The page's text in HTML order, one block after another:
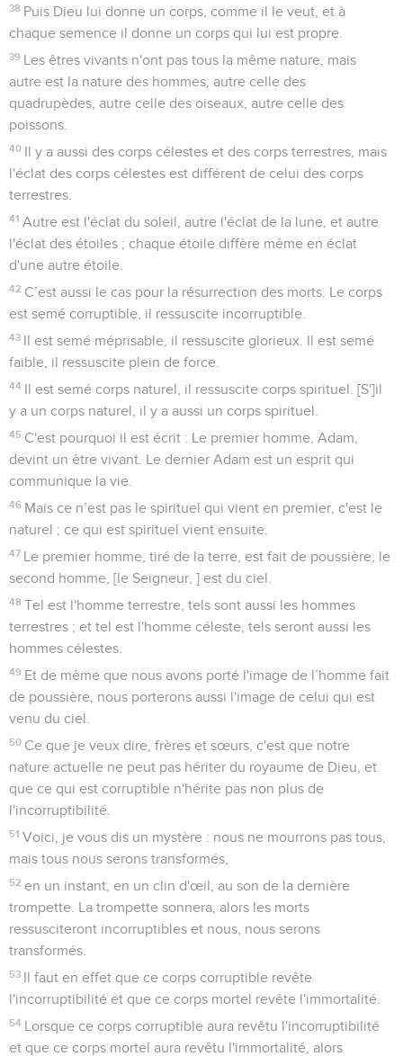
38 Puis Dieu lui donne un corps, comme il le veut, et à
chaque semence il donne un corps qui lui est propre.
39 Les êtres vivants n'ont pas tous la même nature, mais
autre est la nature des hommes, autre celle des
quadrupèdes, autre celle des oiseaux, autre celle des
poissons.
40 Il y a aussi des corps célestes et des corps terrestres, mais
l'éclat des corps célestes est différent de celui des corps
terrestres.
41 Autre est l'éclat du soleil, autre l'éclat de la lune, et autre
l'éclat des étoiles ; chaque étoile diffère même en éclat
d'une autre étoile.
42 C’est aussi le cas pour la résurrection des morts. Le corps
est semé corruptible, il ressuscite incorruptible.
43 Il est semé méprisable, il ressuscite glorieux. Il est semé
faible, il ressuscite plein de force.
44 Il est semé corps naturel, il ressuscite corps spirituel. [S']il
y a un corps naturel, il y a aussi un corps spirituel.
45 C'est pourquoi il est écrit : Le premier homme, Adam,
devint un être vivant. Le dernier Adam est un esprit qui
communique la vie.
46 Mais ce n’est pas le spirituel qui vient en premier, c'est le
naturel ; ce qui est spirituel vient ensuite.
47 Le premier homme, tiré de la terre, est fait de poussière, le
second homme, [le Seigneur, ] est du ciel.
48 Tel est l'homme terrestre, tels sont aussi les hommes
terrestres ; et tel est l'homme céleste, tels seront aussi les
hommes célestes.
49 Et de même que nous avons porté l'image de l’homme fait
de poussière, nous porterons aussi l'image de celui qui est
venu du ciel.
50 Ce que je veux dire, frères et sœurs, c'est que notre
nature actuelle ne peut pas hériter du royaume de Dieu, et
que ce qui est corruptible n'hérite pas non plus de
l'incorruptibilité.
51 Voici, je vous dis un mystère : nous ne mourrons pas tous,
mais tous nous serons transformés,
52 en un instant, en un clin d'œil, au son de la dernière
trompette. La trompette sonnera, alors les morts
ressusciteront incorruptibles et nous, nous serons
transformés.
53 Il faut en effet que ce corps corruptible revête
l'incorruptibilité et que ce corps mortel revête l'immortalité.
54 Lorsque ce corps corruptible aura revêtu l'incorruptibilité
et que ce corps mortel aura revêtu l'immortalité, alors